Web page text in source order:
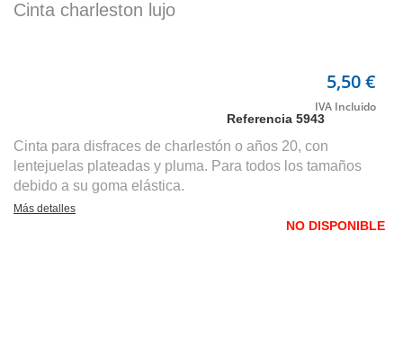
Cinta charleston lujo
Referencia5943
5,50 €
Cinta para disfraces de charlestón o años 20, con
lentejuelas plateadas y pluma. Para todos los tamaños
debido a su goma elástica.
Más detalles
NO DISPONIBLE